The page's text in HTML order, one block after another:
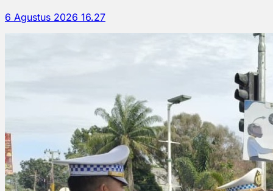
6 Agustus 2026 16.27